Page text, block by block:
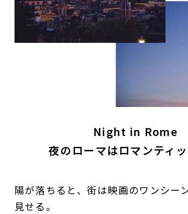
Night in Rome
夜のローマはロマンティッ
陽が落ちると、街は映画のワンシー
見せる。